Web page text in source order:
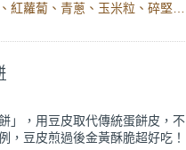
，還多了的脆口度與香氣。
」，用豆皮取代傳統蛋餅皮，不
，豆皮煎過後金黃酥脆超好吃！